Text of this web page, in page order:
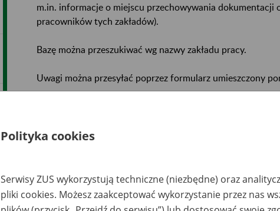
m.in. informacje o miejscu przechowywania dokumentacji
pracowników tych zakładów).
Bazę można przeszukiwać wg nazwy zakładu pracy.
Uwagi można przesyłać poprzez formularz umieszczony
Wszystkie uwagi można przesyłać poprzez
Ukryj wszystkie pozycje bazy
Polityka cookies
Serwisy ZUS wykorzystują techniczne (niezbędne) oraz
pliki cookies. Możesz zaakceptować wykorzystanie przez nas